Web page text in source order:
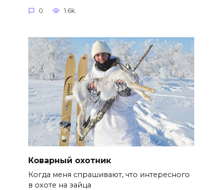
0 1.6k.
Коварный охотник
Когда меня спрашивают, что интересного
в охоте на зайца